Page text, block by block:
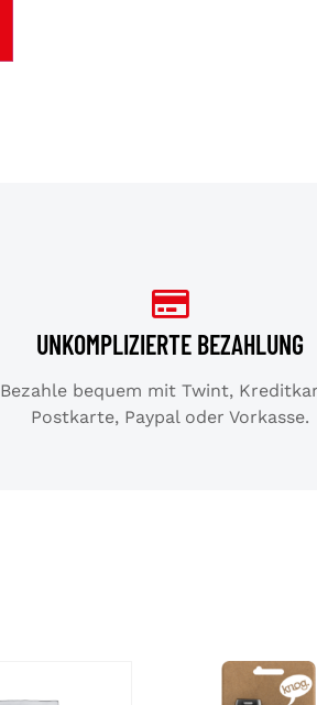
UNKOMPLIZIERTE BEZAHLUNG
Bezahle bequem mit Twint,
Postkarte, Paypal oder Vorkasse.